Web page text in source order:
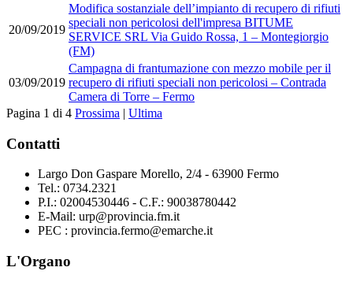
20/09/2019
Modifica sostanziale dell’impianto di recupero di rifiuti
speciali non pericolosi dell'impresa BITUME
SERVICE SRL Via Guido Rossa, 1 – Montegiorgio
(FM)
03/09/2019
Campagna di frantumazione con mezzo mobile per il
recupero di rifiuti speciali non pericolosi – Contrada
Camera di Torre – Fermo
Pagina 1 di 4 Prossima | Ultima
Contatti
Largo Don Gaspare Morello, 2/4 - 63900 Fermo
Tel.: 0734.2321
P.I.: 02004530446 - C.F.: 90038780442
E-Mail: urp@provincia.fm.it
PEC : provincia.fermo@emarche.it
L'Organo